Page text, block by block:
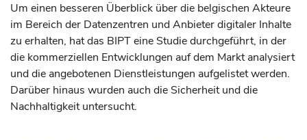
Um einen besseren Überblick über die belgischen Akteure
im Bereich der Datenzentren und Anbieter digitaler Inhalte
zu erhalten, hat das BIPT eine Studie durchgeführt, in der
die kommerziellen Entwicklungen auf dem Markt analysiert
und die angebotenen Dienstleistungen aufgelistet werden.
Darüber hinaus wurden auch die Sicherheit und die
Nachhaltigkeit untersucht.